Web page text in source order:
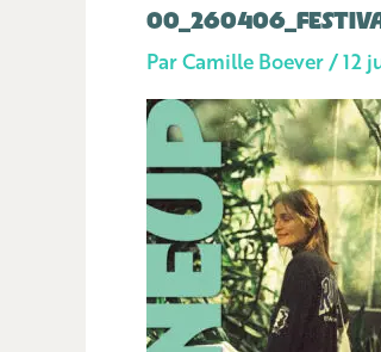
ParCamille Boever/12